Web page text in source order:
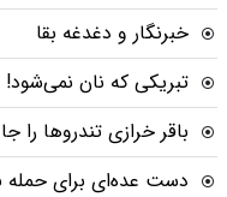
خبرنگار و دغدغه بقا
تبریکی که نان نمی‌شود!
باقر خرازی تندروها را
دست عده‌ای برای حمله